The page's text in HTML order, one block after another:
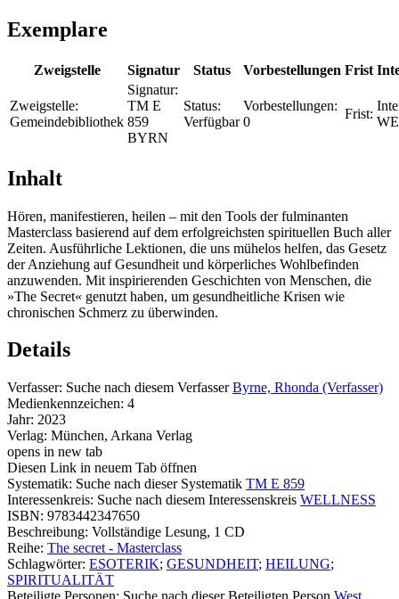
Exemplare
Zweigstelle Signatur Status Vorbestellungen Frist
Zweigstelle:
Gemeindebibliothek
Signatur:
TM E
859
BYRN
Status:
Verfügbar
Vorbestellungen:
0
Frist:
Inhalt
Hören, manifestieren, heilen – mit den Tools der fulminanten
Masterclass basierend auf dem erfolgreichsten spirituellen Buch aller
Zeiten. Ausführliche Lektionen, die uns mühelos helfen, das Gesetz
der Anziehung auf Gesundheit und körperliches Wohlbefinden
anzuwenden. Mit inspirierenden Geschichten von Menschen, die
»The Secret« genutzt haben, um gesundheitliche Krisen wie
chronischen Schmerz zu überwinden.
Details
Verfasser: Suche nach diesem Verfasser Byrne, Rhonda (Verfasser)
Medienkennzeichen: 4
Jahr: 2023
Verlag: München, Arkana Verlag
opens in new tab
Diesen Link in neuem Tab öffnen
Systematik: Suche nach dieser Systematik TM E 859
Interessenkreis: Suche nach diesem Interessenskreis WELLNESS
ISBN: 9783442347650
Beschreibung: Vollständige Lesung, 1 CD
Reihe: The secret - Masterclass
Schlagwörter: ESOTERIK; GESUNDHEIT; HEILUNG;
SPIRITUALITÄT